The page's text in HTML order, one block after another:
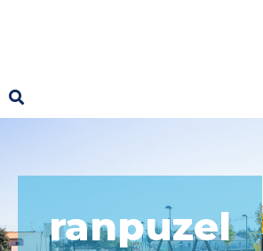
ranpuzel